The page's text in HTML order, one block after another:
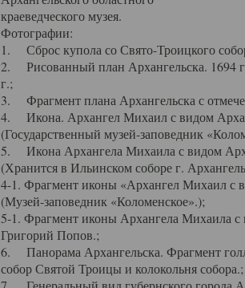
краеведческого музея.
Фотографии:
1. Сброс купола со Свято-Троицкого
2. Рисованный план Архангельска. 1694
г.;
3. Фрагмент плана Архангельска с
4. Икона. Архангел Михаил с видом
(Государственный музей-заповедник
5. Икона Архангела Михаила с видом
(Хранится в Ильинском соборе г.
4-1. Фрагмент иконы «Архангел Михаил с
(Музей-заповедник «Коломенское».);
5-1. Фрагмент иконы Архангела Михаила
Григорий Попов.;
6. Панорама Архангельска. Фрагмент
собор Святой Троицы и колокольня собора.;